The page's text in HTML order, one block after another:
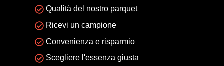
Qualità del nostro parquet
Ricevi un campione
Convenienza e risparmio
Scegliere l'essenza giusta